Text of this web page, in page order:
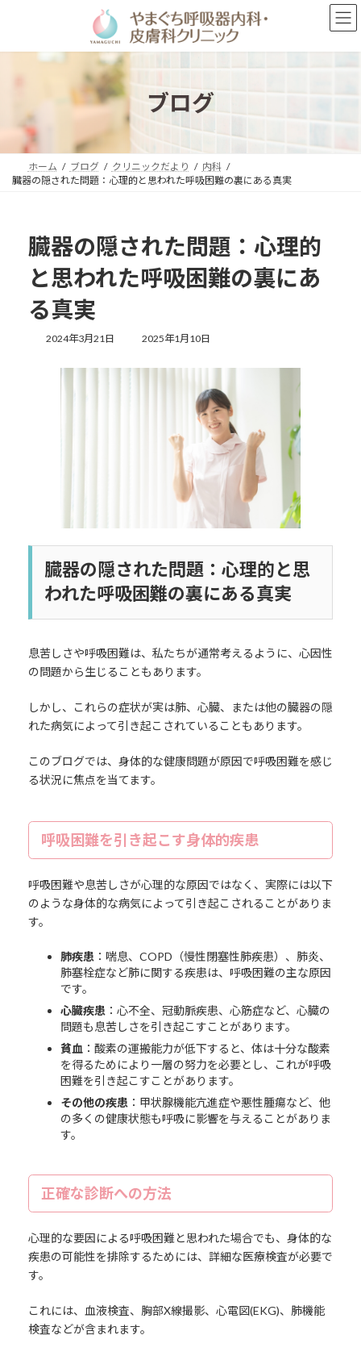
ン
プ
ー
動
ブログ
ホーム ブログ クリニックだより
内科
臓器の隠された問題：心理的と思われた呼吸困難の裏にある真実
臓器の隠された問題：心理的
と思われた呼吸困難の裏にあ
る真実
2024年3月21日
最
更
2025年1月10日
臓器の隠された問題：心理的と思
われた呼吸困難の裏にある真実
息苦しさや呼吸困難は、私たちが通常考えるように、心因性
の問題から生じることもあります。
しかし、これらの症状が実は肺、心臓、または他の臓器の隠
れた病気によって引き起こされていることもあります。
このブログでは、身体的な健康問題が原因で呼吸困難を感じ
る状況に焦点を当てます。
呼吸困難を引き起こす身体的疾患
呼吸困難や息苦しさが心理的な原因ではなく、実際には以下
のような身体的な病気によって引き起こされることがありま
す。
肺疾患 ：喘息、COPD（慢性閉塞性肺疾患）、肺炎、
肺塞栓症など肺に関する疾患は、呼吸困難の主な原因
です。
心臓疾患 ：心不全、冠動脈疾患、心筋症など、心臓の
問題も息苦しさを引き起こすことがあります。
貧血 ：酸素の運搬能力が低下すると、体は十分な酸素
を得るためにより一層の努力を必要とし、これが呼吸
困難を引き起こすことがあります。
その他の疾患 ：甲状腺機能亢進症や悪性腫瘍など、他
の多くの健康状態も呼吸に影響を与えることがありま
す。
正確な診断への方法
心理的な要因による呼吸困難と思われた場合でも、身体的な
疾患の可能性を排除するためには、詳細な医療検査が必要で
す。
これには、血液検査、胸部X線撮影、心電図(EKG)、肺機能
検査などが含まれます。